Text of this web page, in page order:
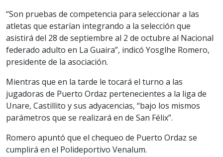
“Son pruebas de competencia para seleccionar a las
atletas que estarían integrando a la selección que
asistirá del 28 de septiembre al 2 de octubre al Nacional
federado adulto en La Guaira”, indicó Yosglhe Romero,
presidente de la asociación.
Mientras que en la tarde le tocará el turno a las
jugadoras de Puerto Ordaz pertenecientes a la liga de
Unare, Castillito y sus adyacencias, “bajo los mismos
parámetros que se realizará en de San Félix”.
Romero apuntó que el chequeo de Puerto Ordaz se
cumplirá en el Polideportivo Venalum.